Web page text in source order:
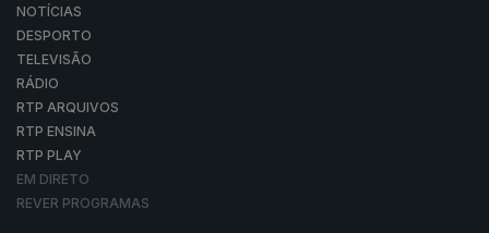
NOTÍCIAS
DESPORTO
TELEVISÃO
RÁDIO
RTP ARQUIVOS
RTP ENSINA
RTP PLAY
EM DIRETO
REVER PROGRAMAS